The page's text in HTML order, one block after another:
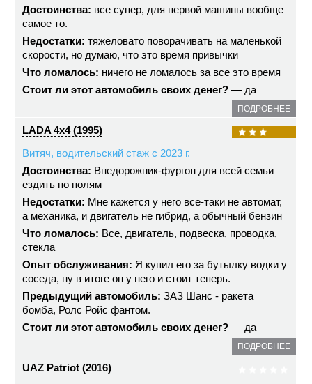
Достоинства: все супер, для первой машины вообще
самое то.
Недостатки: тяжеловато поворачивать на маленькой
скорости, но думаю, что это время привычки
Что ломалось: ничего не ломалось за все это время
Стоит ли этот автомобиль своих денег? — да
ПОДРОБНЕЕ
LADA 4x4 (1995)
Витяч, водительский стаж с 2023 г.
Достоинства: Внедорожник-фургон для всей семьи
ездить по полям
Недостатки: Мне кажется у него все-таки не автомат,
а механика, и двигатель не гибрид, а обычный бензин
Что ломалось: Все, двигатель, подвеска, проводка,
стекла
Опыт обслуживания: Я купил его за бутылку водки у
соседа, ну в итоге он у него и стоит теперь.
Предыдущий автомобиль: ЗАЗ Шанс - ракета
бомба, Ролс Ройс фантом.
Стоит ли этот автомобиль своих денег? — да
ПОДРОБНЕЕ
UAZ Patriot (2016)